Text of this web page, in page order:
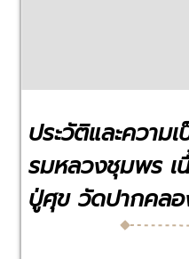
ประวัติและความ
รมหลวงชุมพร
ปู่ศุข วัดปากคลอ